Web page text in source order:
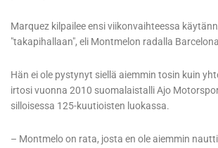
Marquez kilpailee ensi viikonvaihteessa
"takapihallaan", eli Montmelon radalla
Hän ei ole pystynyt siellä aiemmin tosin kuin
irtosi vuonna 2010 suomalaistalli Ajo
silloisessa 125-kuutioisten luokassa.
– Montmelo on rata, josta en ole aiemmin